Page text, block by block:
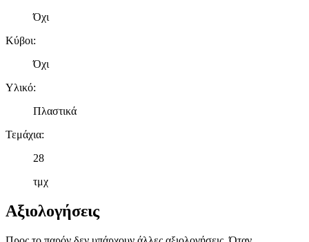
μας και την ανάπτυξη προϊόντων. Επίσης, κοινοποιούμε
πληροφορίες σχετικά με την από μέρους σας χρήση της
δικτύωσης, διαφημίσεων και ανάλυσης.
Όχι
Κύβοι:
Όχι
Υλικό:
Πλαστικά
Τεμάχια:
28
τμχ
Αξιολογήσεις